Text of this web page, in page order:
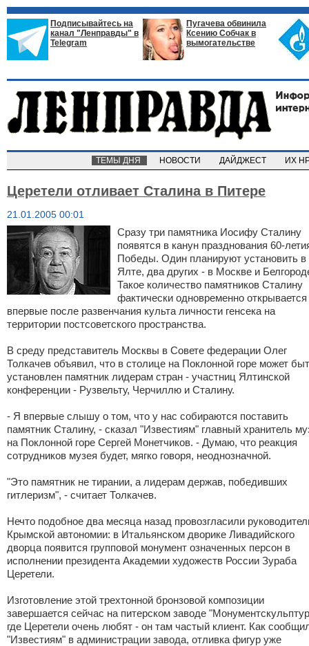
Подписывайтесь на
канал "Ленправды" в
Telegram
Пугачева обвинила
Ксению Собчак в
вымогательстве
ТЕМЫ ДНЯ НОВОСТИ ДАЙДЖЕСТ ИХ
Церетели отливает Сталина в Питере
21.01.2005 00:01
Сразу три памятника Иосифу Сталину
появятся в канун празднования 60-
Победы. Один планируют установить в
Ялте, два других - в Москве и
Такое количество памятников Сталину
фактически одновременно открывается
впервые после развенчания культа личности генсека на
территории постсоветского пространства.
В среду представитель Москвы в Совете федерации Олег
Толкачев объявил, что в столице на Поклонной горе может
установлен памятник лидерам стран - участниц Ялтинской
конференции - Рузвельту, Черчиллю и Сталину.
- Я впервые слышу о том, что у нас собираются поставить
памятник Сталину, - сказал "Известиям" главный хранитель
на Поклонной горе Сергей Монетчиков. - Думаю, что реакция
сотрудников музея будет, мягко говоря, неоднозначной.
"Это памятник не тирании, а лидерам держав, победивших
гитлеризм", - считает Толкачев.
Нечто подобное два месяца назад провозгласили
Крымской автономии: в Итальянском дворике Ливадийского
дворца появится групповой монумент означенных персон в
исполнении президента Академии художеств России Зураба
Церетели.
Изготовление этой трехтонной бронзовой композиции
завершается сейчас на питерском заводе
где Церетели очень любят - он там частый клиент. Как
"Известиям" в администрации завода, отливка фигур уже